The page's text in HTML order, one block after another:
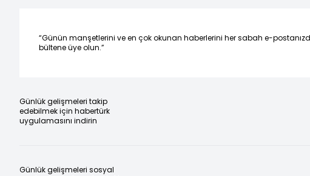
“Günün manşetlerini ve en çok okunan haberlerini her sabah e-
bültene üye olun.”
Günlük gelişmeleri takip
edebilmek için habertürk
uygulamasını indirin
Günlük gelişmeleri sosyal